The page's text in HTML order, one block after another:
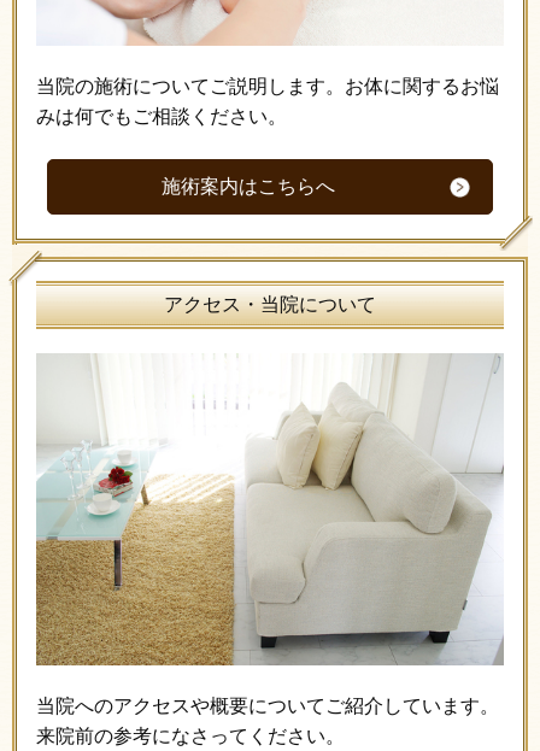
当院の施術についてご説明します。お体に関するお悩
みは何でもご相談ください。
施術案内はこちらへ
アクセス・当院について
当院へのアクセスや概要についてご紹介しています。
来院前の参考になさってください。